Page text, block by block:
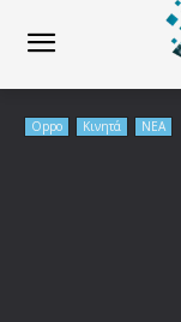
Oppo Κινητά ΝΕΑ